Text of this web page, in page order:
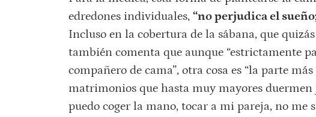
edredones individuales, “no perjudica el
Incluso en la cobertura de la sábana, que
también comenta que aunque “estrictamente
compañero de cama”, otra cosa es “la parte
matrimonios que hasta muy mayores
puedo coger la mano, tocar a mi pareja, no me